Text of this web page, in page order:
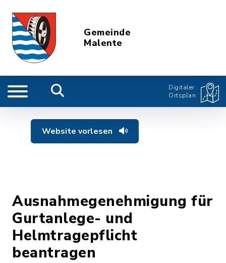
Gemeinde
Malente
Digitaler
Ortsplan
Website vorlesen
Ausnahmegenehmigung für
Gurtanlege- und
Helmtragepflicht
beantragen